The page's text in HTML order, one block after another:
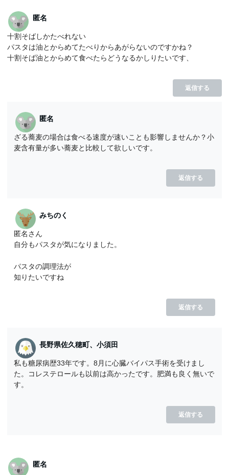
匿名
十割そばしかたべれない
パスタは油とからめてたべりからあがらないのですかね？
十割そば油とからめて食べたらどうなるかしりたいです、
返信する
匿名
ざる蕎麦の場合は食べる速度が速いことも影響しませんか？小
麦含有量が多い蕎麦と比較して欲しいです。
返信する
みちのく
匿名さん
自分もパスタが気になりました。
パスタの調理法が
知りたいですね
返信する
長野県佐久穂町、小須田
私も糖尿病歴33年です。8月に心臓バイパス手術を受けまし
た。コレステロールも以前は高かったです。肥満も良く無いで
す。
返信する
匿名